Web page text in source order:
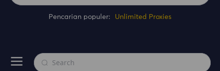
Pencarian populer: Unlimited Proxies